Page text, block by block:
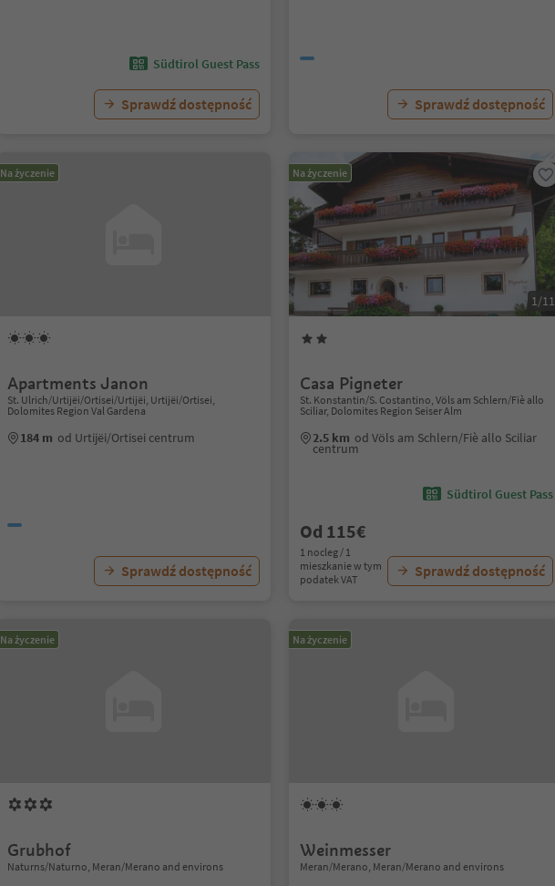
Südtirol Guest Pass
Sprawdź dostępność Sprawdź dostępność
Na życzenie
Apartments Janon
St. Ulrich/Urtijëi/Ortisei/Urtijëi, Urtijëi/Ortisei,
Dolomites Region Val Gardena
184 m od Urtijëi/Ortisei centrum
Sprawdź dostępność
Na życzenie
1/11
Casa Pigneter
St. Konstantin/S. Costantino, Völs am Schlern/Fiè allo
Sciliar, Dolomites Region Seiser Alm
2.5 km od Völs am Schlern/Fiè allo Sciliar
centrum
Südtirol Guest Pass
Od 115€
1 nocleg / 1
mieszkanie w tym
podatek VAT
Sprawdź dostępność
Na życzenie
Grubhof
Naturns/Naturno, Meran/Merano and environs
Na życzenie
Weinmesser
Meran/Merano, Meran/Merano and environs